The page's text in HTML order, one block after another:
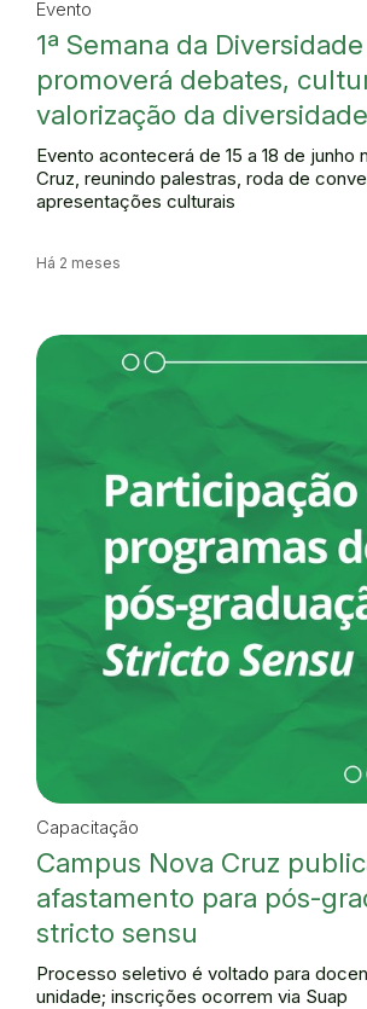
Evento
1ª Semana da Diversidade
promoverá debates,
valorização da
Evento acontecerá de 15 a 18 de junho
Cruz, reunindo palestras, roda de
apresentações culturais
Há 2 meses
Capacitação
Campus Nova Cruz
afastamento para pós-
stricto sensu
Processo seletivo é voltado para
unidade; inscrições ocorrem via Suap